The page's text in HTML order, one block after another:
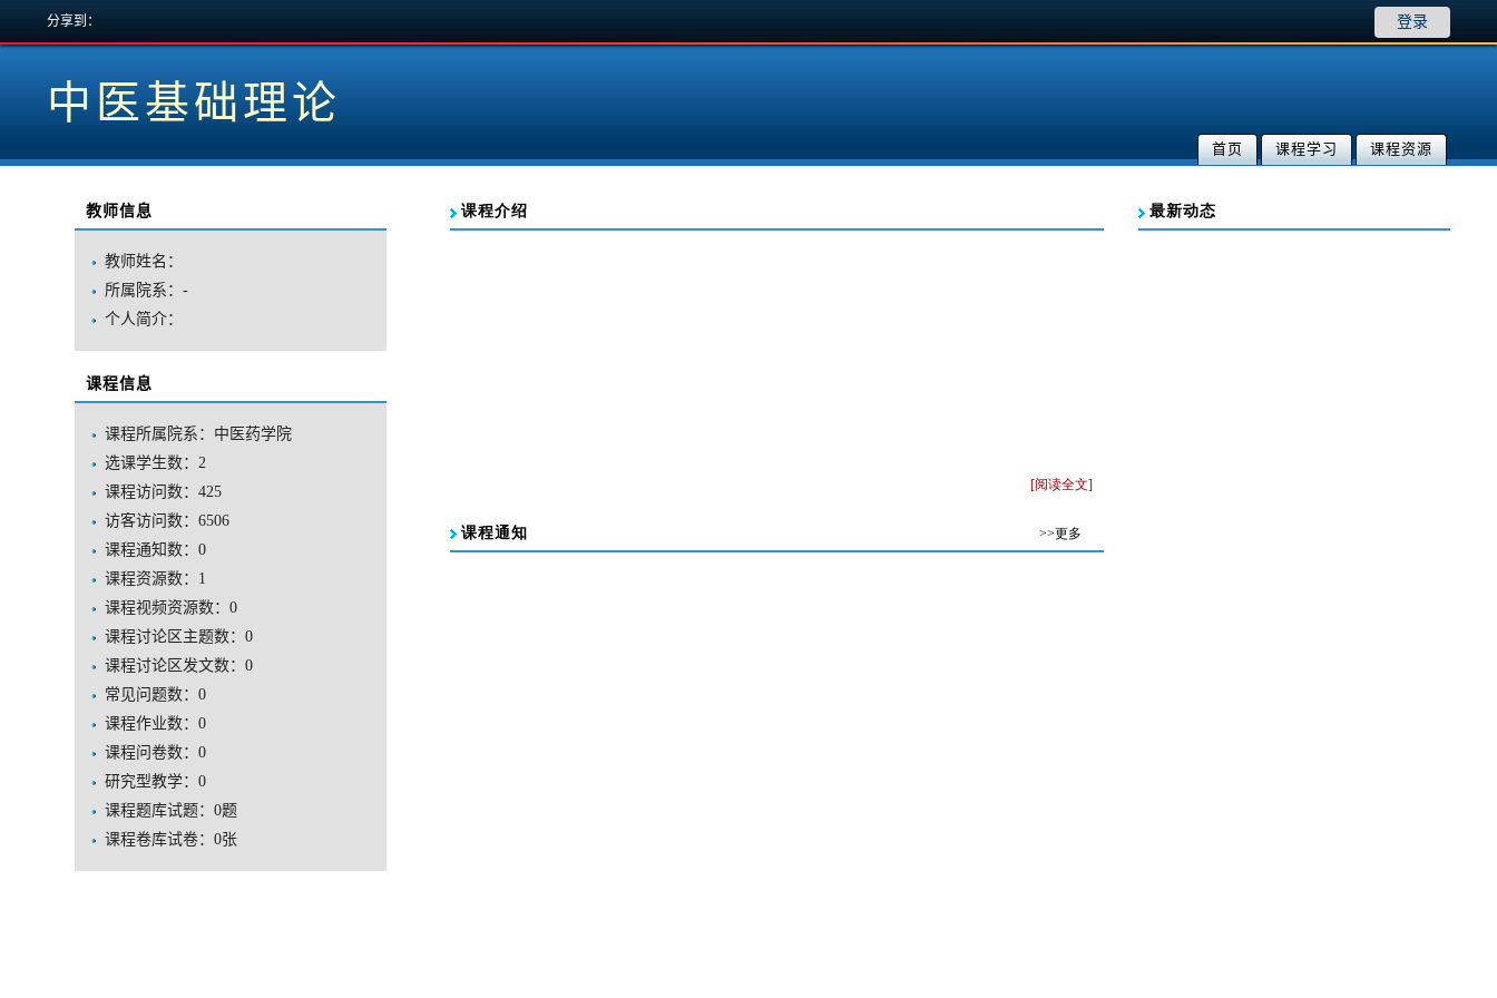
分享到： 登录
中医基础理论
首页 课程学习 课程资源
教师信息
教师姓名：
所属院系：-
个人简介：
课程信息
课程所属院系：中医药学院
选课学生数：2
课程访问数： 425
访客访问数： 6506
课程通知数： 0
课程资源数： 1
课程视频资源数： 0
课程讨论区主题数： 0
课程讨论区发文数： 0
常见问题数： 0
课程作业数： 0
课程问卷数： 0
研究型教学： 0
课程题库试题： 0题
课程卷库试卷： 0张